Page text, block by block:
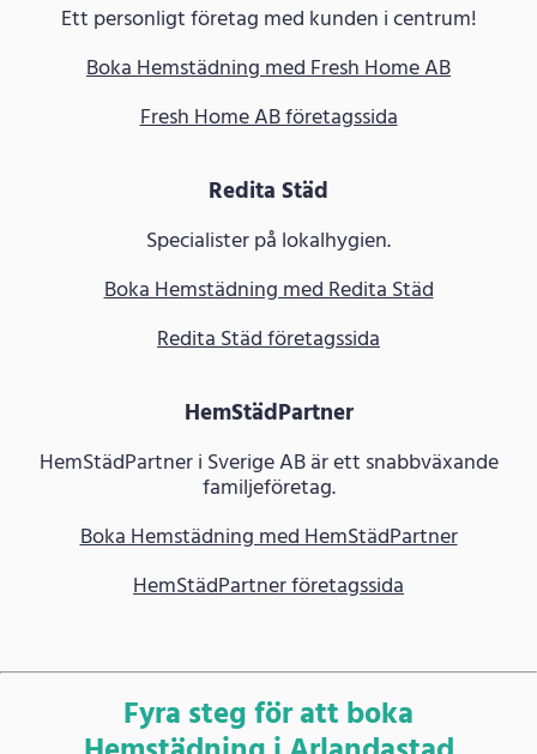
Ett personligt företag med kunden i centrum!
Boka Hemstädning med Fresh Home AB
Fresh Home AB företagssida
Redita Städ
Specialister på lokalhygien.
Boka Hemstädning med Redita Städ
Redita Städ företagssida
HemStädPartner
HemStädPartner i Sverige AB är ett snabbväxande
familjeföretag.
Boka Hemstädning med HemStädPartner
HemStädPartner företagssida
Fyra steg för att boka